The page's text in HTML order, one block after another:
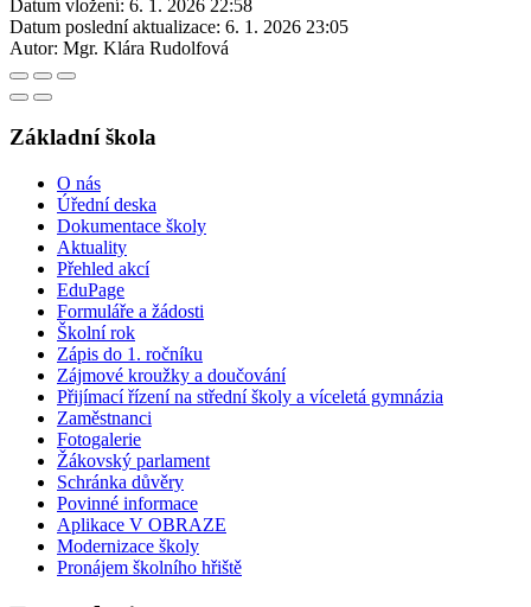
Datum vložení: 6. 1. 2026 22:58
Datum poslední aktualizace: 6. 1. 2026 23:05
Autor: Mgr. Klára Rudolfová
Základní škola
O nás
Úřední deska
Dokumentace školy
Aktuality
Přehled akcí
EduPage
Formuláře a žádosti
Školní rok
Zápis do 1. ročníku
Zájmové kroužky a doučování
Přijímací řízení na střední školy a víceletá gymnázia
Zaměstnanci
Fotogalerie
Žákovský parlament
Schránka důvěry
Povinné informace
Aplikace V OBRAZE
Modernizace školy
Pronájem školního hřiště